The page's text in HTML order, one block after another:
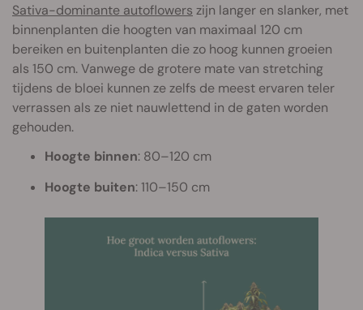
Sativa-dominante autoflowers zijn langer en slanker, met
binnenplanten die hoogten van maximaal 120 cm
bereiken en buitenplanten die zo hoog kunnen groeien
als 150 cm. Vanwege de grotere mate van stretching
tijdens de bloei kunnen ze zelfs de meest ervaren teler
verrassen als ze niet nauwlettend in de gaten worden
gehouden.
Hoogte binnen: 80–120 cm
Hoogte buiten: 110–150 cm